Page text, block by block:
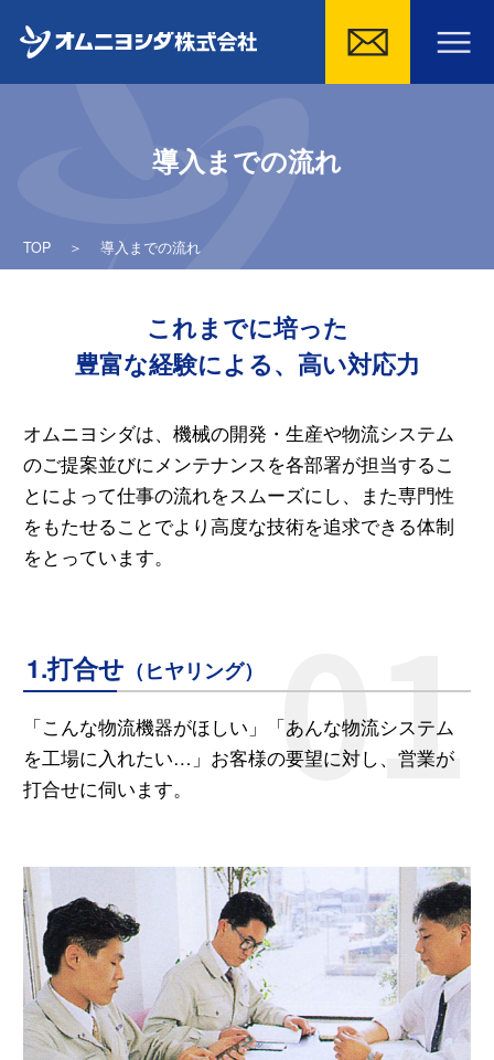
導入までの流れ
TOP＞ 導入までの流れ
これまでに培った
豊富な経験による、高い対応力
オムニヨシダは、機械の開発・生産や物流システム
のご提案並びにメンテナンスを各部署が担当するこ
とによって仕事の流れをスムーズにし、また専門性
をもたせることでより高度な技術を追求できる体制
をとっています。
1.打合せ （ヒヤリング）
「こんな物流機器がほしい」「あんな物流システム
を工場に入れたい…」お客様の要望に対し、営業が
打合せに伺います。